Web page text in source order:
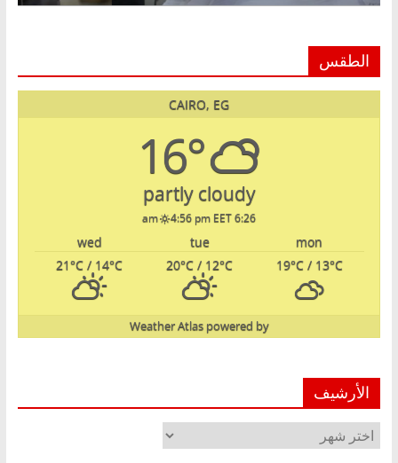
الطقس
CAIRO, EG
16°
partly cloudy
6:26 am
4:56 pm EET
mon
tue
wed
19°C/ 13°C
20°C / 12°C
21°C / 14°C
powered by
Weather Atlas
الأرشيف
الأرشيف